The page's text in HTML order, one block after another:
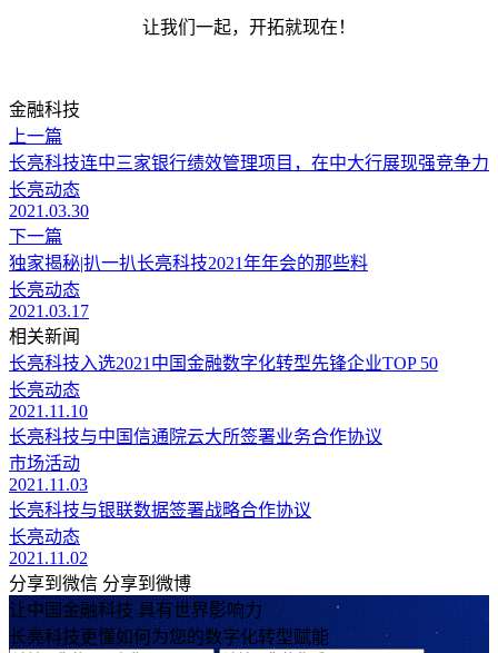
让我们一起，开拓就现在！
金融科技
上一篇
长亮科技连中三家银行绩效管理项目，在中大行展现强竞争力
长亮动态
2021.03.30
下一篇
独家揭秘|扒一扒长亮科技2021年年会的那些料
长亮动态
2021.03.17
相关新闻
长亮科技入选2021中国金融数字化转型先锋企业TOP 50
长亮动态
2021.11.10
长亮科技与中国信通院云大所签署业务合作协议
市场活动
2021.11.03
长亮科技与银联数据签署战略合作协议
长亮动态
2021.11.02
分享到微信 分享到微博
让中国金融科技 具有世界影响力
长亮科技更懂如何为您的数字化转型赋能